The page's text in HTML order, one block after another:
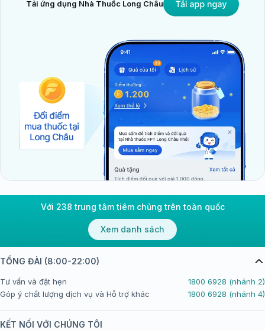
Tải ứng dụng Nhà Thuốc Long Châu
Với 238 trung tâm tiêm chủng trên toàn quốc
Xem danh sách
TỔNG ĐÀI (8:00-22:00)
Tư vấn và đặt hẹn
1800 6928 (nhánh 2)
Góp ý chất lượng dịch vụ và Hỗ trợ khác
1800 6928 (nhánh 4)
KẾT NỐI VỚI CHÚNG TÔI